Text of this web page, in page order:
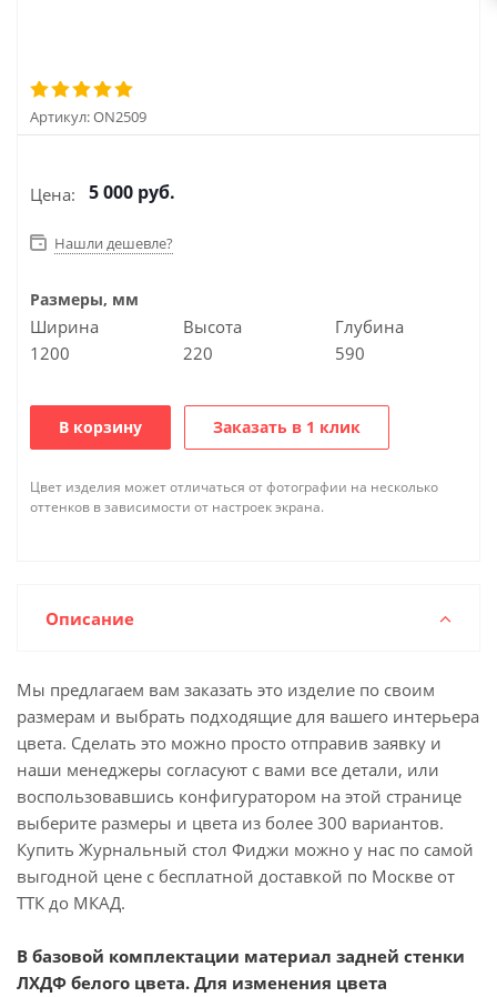
Артикул:ON2509
Цена: 5 000 руб.
Нашли дешевле?
Размеры, мм
Ширина
1200
Высота
220
Глубина
590
В корзину Заказать в 1 клик
Цвет изделия может отличаться от фотографии на несколько
оттенков в зависимости от настроек экрана.
Описание
Мы предлагаем вам заказать это изделие по своим
размерам и выбрать подходящие для вашего интерьера
цвета. Сделать это можно просто отправив заявку и
наши менеджеры согласуют с вами все детали, или
воспользовавшись конфигуратором на этой странице
выберите размеры и цвета из более 300 вариантов.
Купить Журнальный стол Фиджи можно у нас по самой
выгодной цене с бесплатной доставкой по Москве от
ТТК до МКАД.
В базовой комплектации материал задней стенки
ЛХДФ белого цвета. Для изменения цвета